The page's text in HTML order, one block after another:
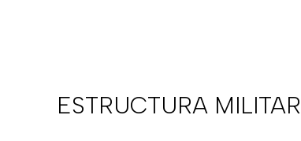
ESTRUCTURA MILITAR